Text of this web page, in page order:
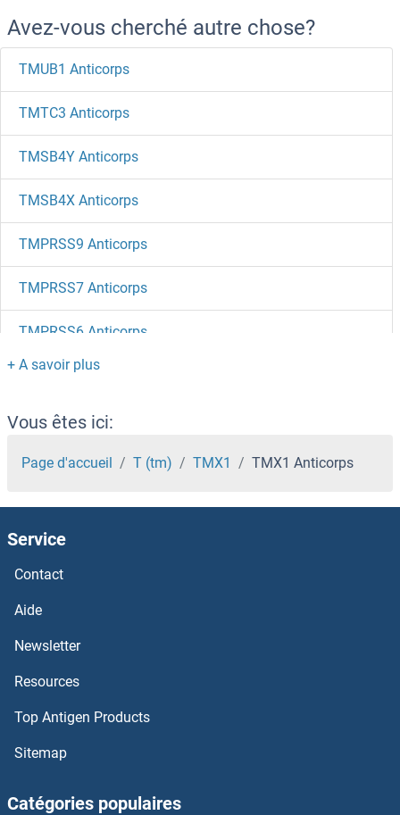
Avez-vous cherché autre chose?
TMUB1 Anticorps
TMTC3 Anticorps
TMSB4Y Anticorps
TMSB4X Anticorps
TMPRSS9 Anticorps
TMPRSS7 Anticorps
TMPRSS6 Anticorps
TMPRSS5 Anticorps
TMPRSS4 Anticorps
TMPRSS3 Anticorps
TMPRSS15 Anticorps
TMPRSS13 Anticorps
TMPRSS11E Anticorps
TMPRSS11D Anticorps
TMPRSS11BNL Anticorps
Vous êtes ici:
Page d'accueil T (tm) TMX1 TMX1 Anticorps
Service
Contact
Aide
Newsletter
Resources
Top Antigen Products
Sitemap
Catégories populaires